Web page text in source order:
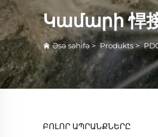
Կամարի 悍
Əsə səhifə>Produkts >
ԲՈԼՈՐ ԱՊՐԱՆՔՆԵՐԸ